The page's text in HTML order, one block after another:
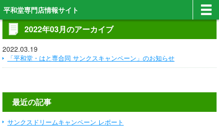
平和堂専門店情報サイト
2022年03月のアーカイブ
2022.03.19
「平和堂・はと専合同 サンクスキャンペーン」のお知らせ
最近の記事
サンクスドリームキャンペーン レポート